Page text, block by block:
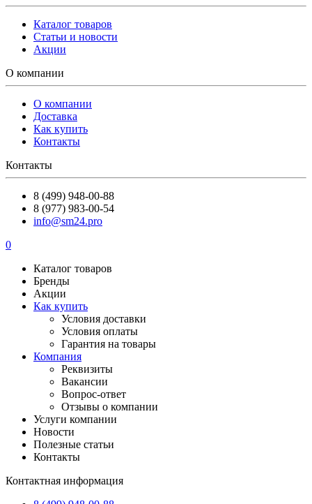
Каталог товаров
Статьи и новости
Акции
О компании
О компании
Доставка
Как купить
Контакты
Контакты
8 (499) 948-00-88
8 (977) 983-00-54
info@sm24.pro
0
Каталог товаров
Бренды
Акции
Как купить
Условия доставки
Условия оплаты
Гарантия на товары
Компания
Реквизиты
Вакансии
Вопрос-ответ
Отзывы о компании
Услуги компании
Новости
Полезные статьи
Контакты
Контактная информация